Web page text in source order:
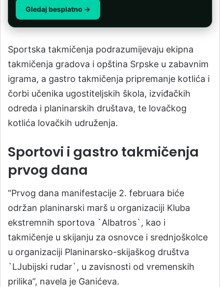
Gledaj besplatno →
Sportska takmičenja podrazumijevaju ekipna
takmičenja gradova i opština Srpske u zabavnim
igrama, a gastro takmičenja pripremanje kotlića i
čorbi učenika ugostiteljskih škola, izviđačkih
odreda i planinarskih društava, te lovačkog
kotlića lovačkih udruženja.
Sportovi i gastro takmičenja
prvog dana
“Prvog dana manifestacije 2. februara biće
održan planinarski marš u organizaciji Kluba
ekstremnih sportova `Albatros`, kao i
takmičenje u skijanju za osnovce i srednjoškolce
u organizaciji Planinarsko-skijaškog društva
`LJubijski rudar`, u zavisnosti od vremenskih
prilika”, navela je Ganićeva.